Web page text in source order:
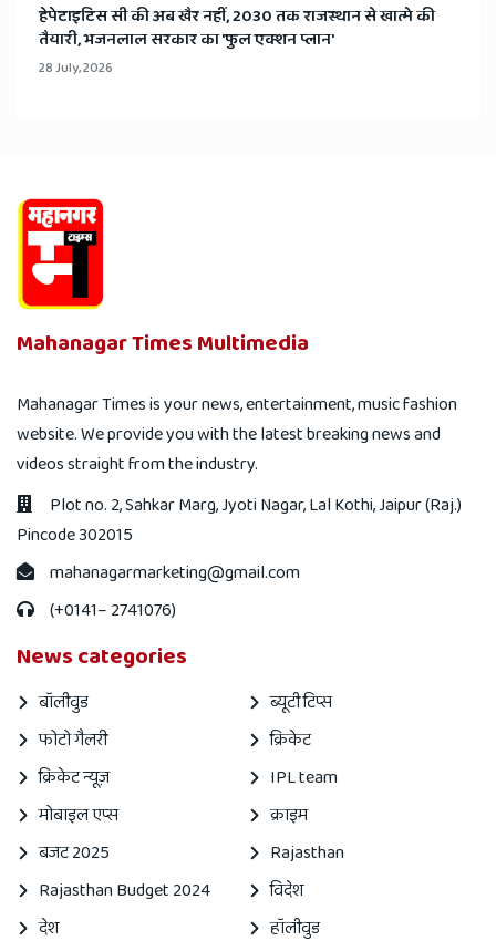
हेपेटाइटिस सी की अब खैर नहीं, 2030 तक राजस्थान से खात्मे की
तैयारी, भजनलाल सरकार का 'फुल एक्शन प्लान'
28 July, 2026
Mahanagar Times Multimedia
Mahanagar Times is your news, entertainment, music fashion
website. We provide you with the latest breaking news and
videos straight from the industry.
Plot no. 2, Sahkar Marg, Jyoti Nagar, Lal Kothi, Jaipur (Raj.)
Pincode 302015
mahanagarmarketing@gmail.com
(+0141– 2741076)
News categories
बॉलीवुड
ब्यूटी टिप्स
फोटो गैलरी
क्रिकेट
क्रिकेट न्यूज़
IPL team
मोबाइल एप्स
क्राइम
बजट 2025
Rajasthan
Rajasthan Budget 2024
विदेश
देश
हॉलीवुड